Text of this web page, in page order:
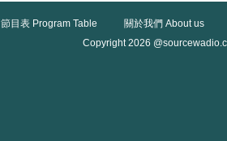
節目表 Program Table
關於我們 About us
Copyright 2026